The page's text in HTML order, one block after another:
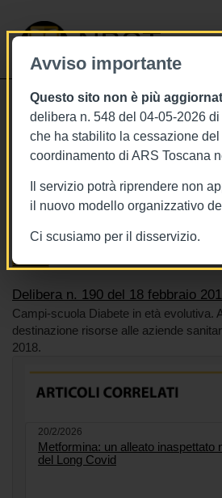
Avviso importante
Questo sito non è più
delibera n. 548 del 04-05-2026
che ha stabilito la cessazione del
coordinamento di ARS Toscana
Il servizio potrà riprendere non
il nuovo modello organizzativo
Ci scusiamo per il disservizio.
NBST
22/2/2019
Delibera n. 190 del 18
Tags Toscana
BURT Bollettino della
Diabete
Delibera n. 190 del 18 febbraio
Campi-scuola Diabete in età evolutiva.
destinazione risorse alle aziende
2018.
20/2/2026
Metformina: un alleato inaspettato
del Long Covid